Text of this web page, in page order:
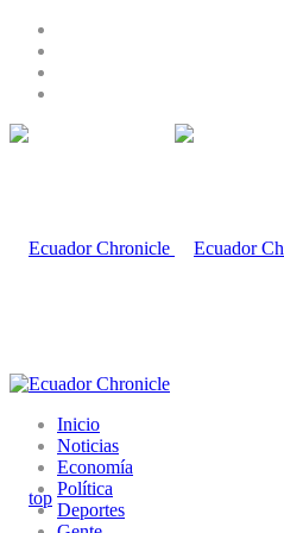
Inicio
Noticias
Economía
Política
Deportes